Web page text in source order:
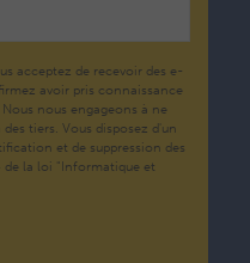
acceptez de recevoir des e-
avoir pris connaissance
Nous nous engageons à ne
tiers. Vous disposez d'un
et de suppression des
de la loi "Informatique et